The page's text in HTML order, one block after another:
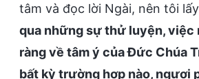
tâm và đọc lời Ngài, nên tôi
qua những sự thử luyện, việc
ràng về tâm ý của Đức Chúa
bất kỳ trường hợp nào, ngươi